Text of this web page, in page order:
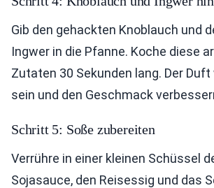
Gib den gehackten Knoblauch und
Ingwer in die Pfanne. Koche diese
Zutaten 30 Sekunden lang. Der
sein und den Geschmack
Schritt 5: Soße zubereiten
Verrühre in einer kleinen Schüssel
Sojasauce, den Reisessig und das